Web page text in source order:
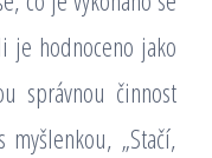
je hodnoceno jako
správnou činnost
„Stačí,